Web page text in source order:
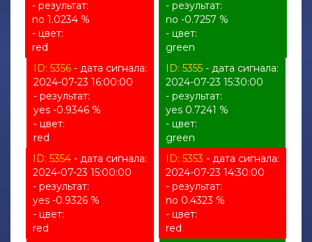
- результат:
no 1.0234 %
- цвет:
red
- результат:
no -0.7257 %
- цвет:
green
ID: 5356- дата сигнала:
2024-07-23 16:00:00
- результат:
yes -0.9346 %
- цвет:
red
ID: 5355 - дата сигнала:
2024-07-23 15:30:00
- результат:
yes 0.7241 %
- цвет:
green
ID: 5354 - дата сигнала:
2024-07-23 15:00:00
- результат:
yes -0.9326 %
- цвет:
red
ID: 5353 - дата сигнала:
2024-07-23 14:30:00
- результат:
no 0.4323 %
- цвет:
red